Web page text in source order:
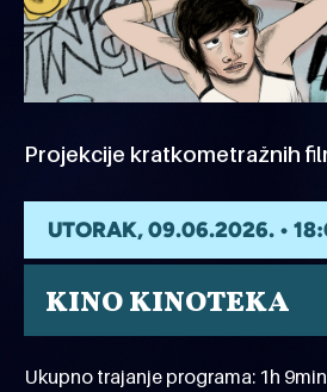
Projekcije kratkometražnih
UTORAK, 09.06.2026. •
KINO KINOTEKA
Ukupno trajanje programa: 1h 9min